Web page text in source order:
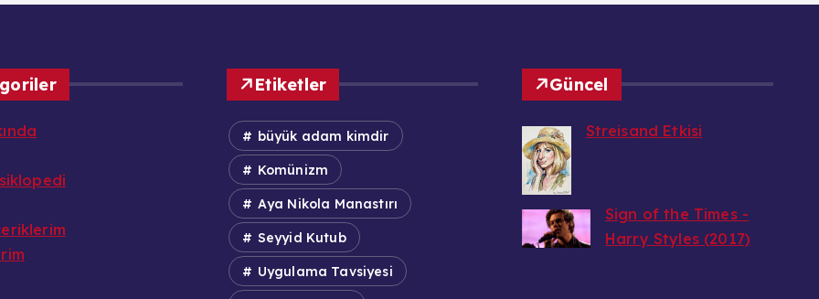
Etiketler
büyük adam kimdir
Komünizm
Aya Nikola Manastırı
Seyyid Kutub
Uygulama Tavsiyesi
Güncel
Streisand Etkisi
Sign of the Times -
Harry Styles (2017)